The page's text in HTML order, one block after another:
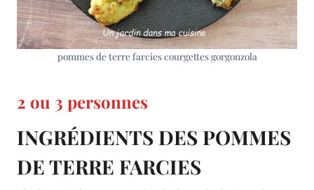
pommes de terre farcies courgettes gorgonzola
2 ou 3 personnes
INGRÉDIENTS DES POMMES
DE TERRE FARCIES